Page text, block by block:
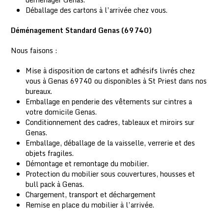
Déballage des cartons à l’arrivée chez vous.
Déménagement Standard Genas (69740)
Nous faisons :
Mise à disposition de cartons et adhésifs livrés chez
vous à Genas 69740 ou disponibles à St Priest dans nos
bureaux.
Emballage en penderie des vêtements sur cintres a
votre domicile Genas.
Conditionnement des cadres, tableaux et miroirs sur
Genas.
Emballage, déballage de la vaisselle, verrerie et des
objets fragiles.
Démontage et remontage du mobilier.
Protection du mobilier sous couvertures, housses et
bull pack à Genas.
Chargement, transport et déchargement
Remise en place du mobilier à l’arrivée.